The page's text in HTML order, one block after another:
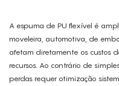
A espuma de PU flexível é
moveleira, automotiva, de
afetam diretamente os custos
recursos. Ao contrário de
perdas requer otimização